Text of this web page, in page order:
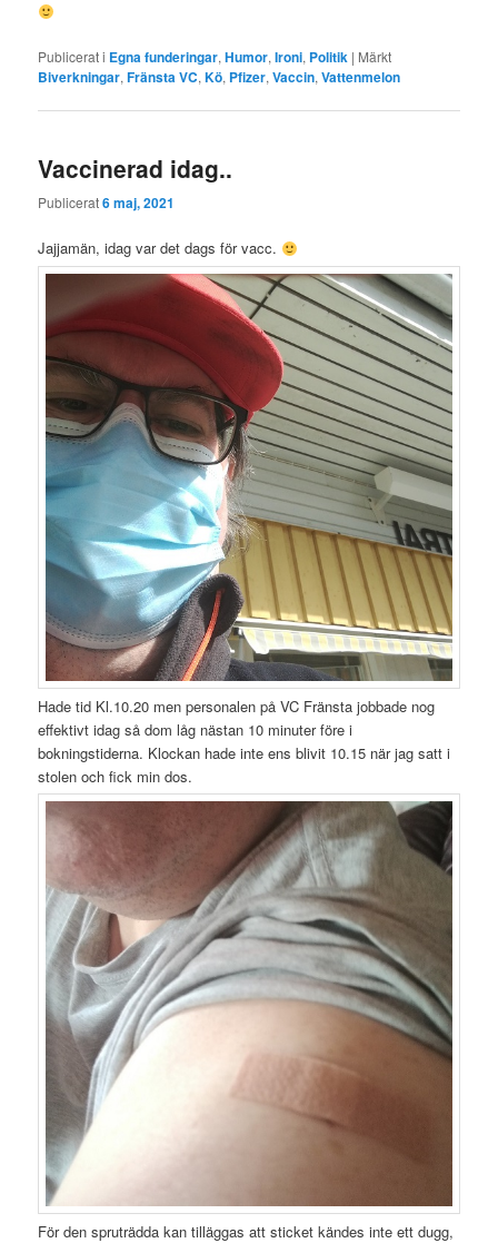
Publicerat i Egna funderingar,Humor,Ironi, Politik | Märkt
Biverkningar,Fränsta VC,Kö, Pfizer,Vaccin,Vattenmelon
Vaccinerad idag..
Publicerat6 maj, 2021
Jajjamän, idag var det dags för vacc.
Hade tid Kl.10.20 men personalen på VC Fränsta jobbade nog
effektivt idag så dom låg nästan 10 minuter före i
bokningstiderna. Klockan hade inte ens blivit 10.15 när jag satt i
stolen och fick min dos.
För den spruträdda kan tilläggas att sticket kändes inte ett dugg,